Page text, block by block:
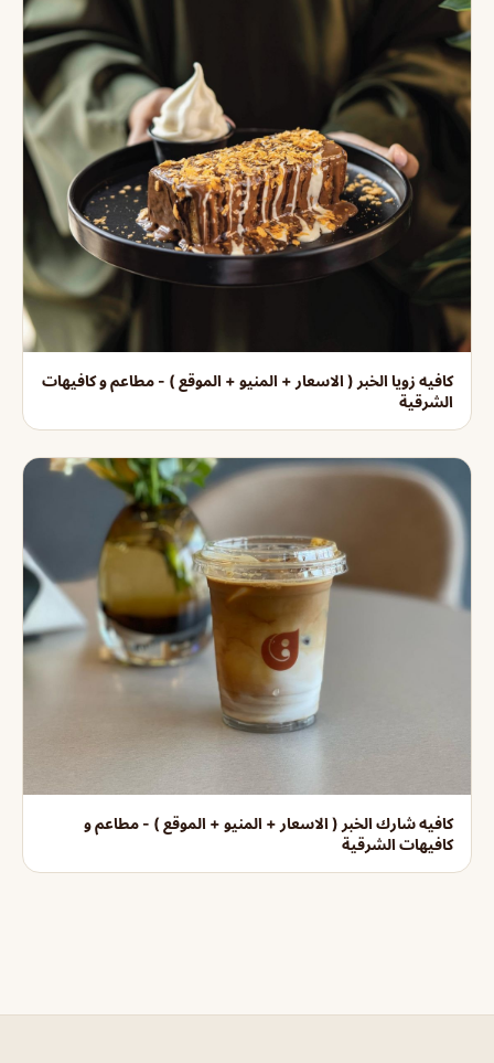
كافيه زويا الخبر ( الاسعار + المنيو + الموقع ) - مطاعم و كافيهات
الشرقية
كافيه شارك الخبر ( الاسعار + المنيو + الموقع ) - مطاعم و
كافيهات الشرقية